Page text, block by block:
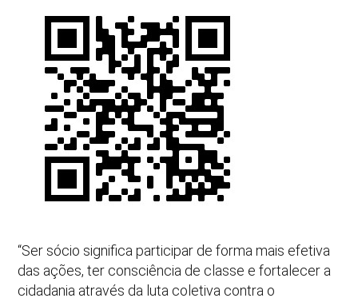
“Ser sócio significa participar de forma mais efetiva
das ações, ter consciência de classe e fortalecer a
cidadania através da luta coletiva contra o